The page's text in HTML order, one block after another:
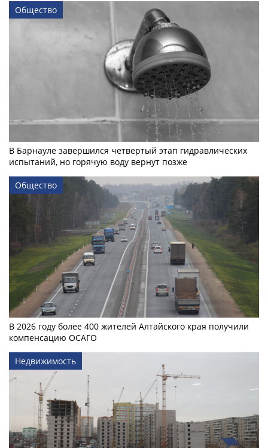
Общество
В Барнауле завершился четвертый этап гидравлических
испытаний, но горячую воду вернут позже
Общество
В 2026 году более 400 жителей Алтайского края получили
компенсацию ОСАГО
Недвижимость